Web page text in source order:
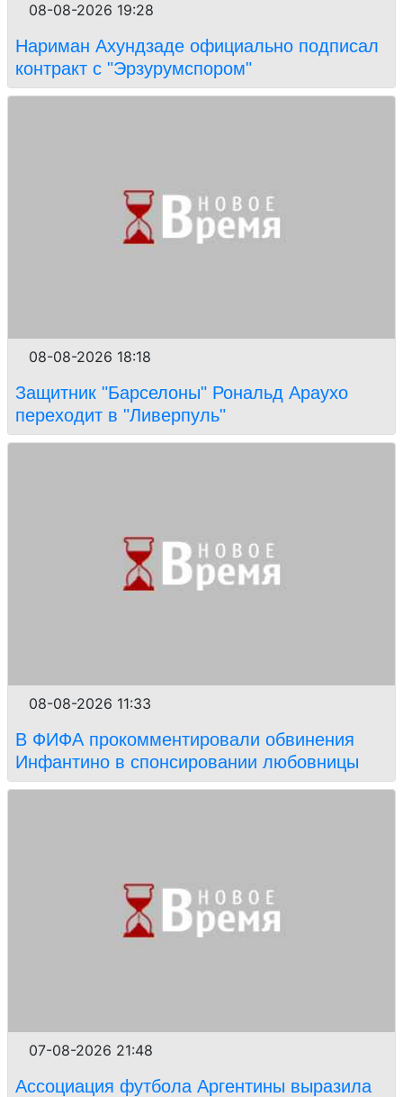
08-08-2026 19:28
Нариман Ахундзаде официально подписал
контракт с "Эрзурумспором"
08-08-2026 18:18
Защитник "Барселоны" Рональд Араухо
переходит в "Ливерпуль"
08-08-2026 11:33
В ФИФА прокомментировали обвинения
Инфантино в спонсировании любовницы
07-08-2026 21:48
Ассоциация футбола Аргентины выразила